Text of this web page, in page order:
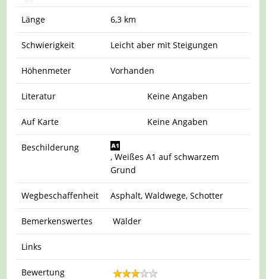
Länge 6,3 km
Schwierigkeit Leicht aber mit Steigungen
Höhenmeter Vorhanden
Literatur Keine Angaben
Auf Karte Keine Angaben
Beschilderung
, Weißes A1 auf schwarzem
Grund
Wegbeschaffenheit Asphalt, Waldwege, Schotter
Bemerkenswertes Wälder
Links
Bewertung